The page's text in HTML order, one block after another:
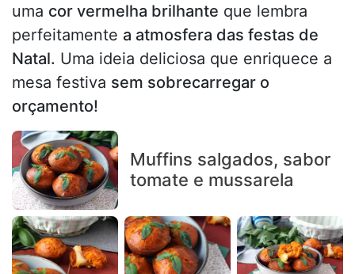
uma cor vermelha brilhante que lembra
perfeitamente a atmosfera das festas de
Natal. Uma ideia deliciosa que enriquece a
mesa festiva sem sobrecarregar o
orçamento!
Muffins salgados, sabor
tomate e mussarela